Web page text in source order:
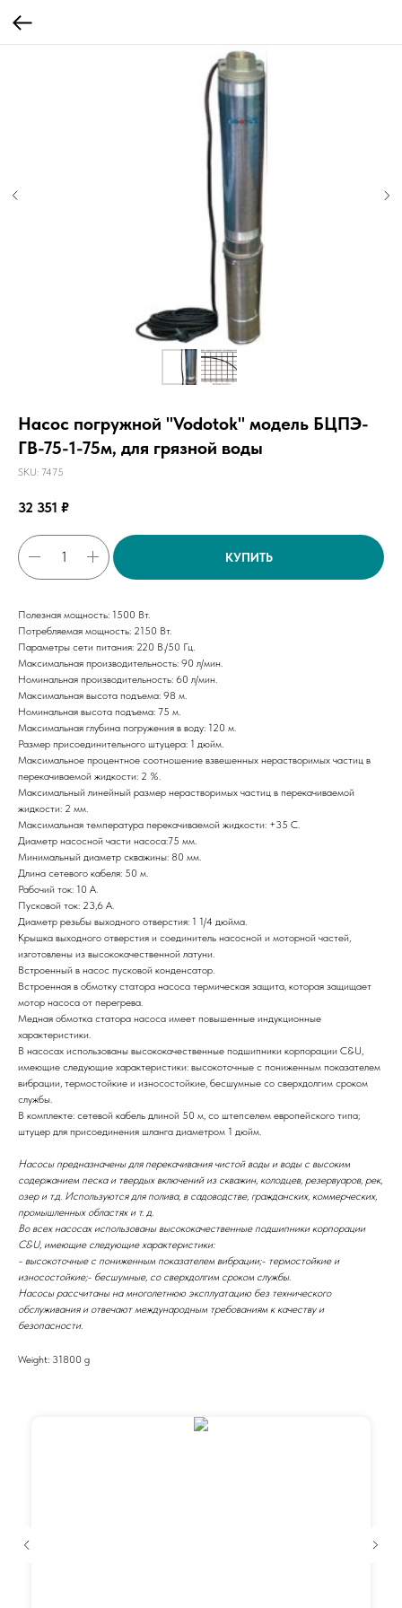
Насос погружной "Vodotok" модель БЦПЭ-
ГВ-75-1-75м, для грязной воды
SKU: 7475
32 351 ₽
КУПИТЬ
Полезная мощность: 1500 Вт.
Потребляемая мощность: 2150 Вт.
Параметры сети питания: 220 В./50 Гц.
Максимальная производительность: 90 л/мин.
Номинальная производительность: 60 л/мин.
Максимальная высота подъема: 98 м.
Номинальная высота подъема: 75 м.
Максимальная глубина погружения в воду: 120 м.
Размер присоединительного штуцера: 1 дюйм.
Максимальное процентное соотношение взвешенных нерастворимых частиц в
перекачиваемой жидкости: 2 %.
Максимальный линейный размер нерастворимых частиц в перекачиваемой
жидкости: 2 мм.
Максимальная температура перекачиваемой жидкости: +35 С.
Диаметр насосной части насоса:75 мм.
Минимальный диаметр скважины: 80 мм.
Длина сетевого кабеля: 50 м.
Рабочий ток: 10 А.
Пусковой ток: 23,6 А.
Диаметр резьбы выходного отверстия: 1 1/4 дюйма.
Крышка выходного отверстия и соединитель насосной и моторной частей,
изготовлены из высококачественной латуни.
Встроенный в насос пусковой конденсатор.
Встроенная в обмотку статора насоса термическая защита, которая защищает
мотор насоса от перегрева.
Медная обмотка статора насоса имеет повышенные индукционные
характеристики.
В насосах использованы высококачественные подшипники корпорации C&U,
имеющие следующие характеристики: высокоточные с пониженным показателем
вибрации, термостойкие и износостойкие, бесшумные со сверхдолгим сроком
службы.
В комплекте: сетевой кабель длиной 50 м, со штепселем европейского типа;
штуцер для присоединения шланга диаметром 1 дюйм.
Насосы предназначены для перекачивания чистой воды и воды с высоким
содержанием песка и твердых включений из скважин, колодцев, резервуаров, рек,
озер и т.д. Используются для полива, в садоводстве, гражданских, коммерческих,
промышленных областях и т. д.
Во всех насосах использованы высококачественные подшипники корпорации
C&U, имеющие следующие характеристики:
- высокоточные с пониженным показателем вибрации;- термостойкие и
износостойкие;- бесшумные, со сверхдолгим сроком службы.
Насосы рассчитаны на многолетнюю эксплуатацию без технического
обслуживания и отвечают международным требованиям к качеству и
безопасности.
Weight: 31800 g